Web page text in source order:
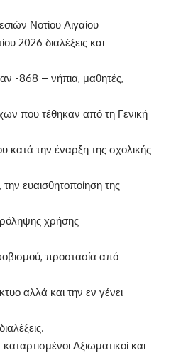
Νοτίου Αιγαίου
2026 διαλέξεις και
-868 – νήπια, μαθητές,
που τέθηκαν από τη Γενική
κατά την έναρξη της σχολικής
ευαισθητοποίηση της
χρήσης
προστασία από
αλλά και την εν γένει
Αξιωματικοί και